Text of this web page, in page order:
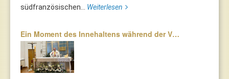
südfranzösischen... Weiterlesen
Ein Moment des Innehaltens während der V…